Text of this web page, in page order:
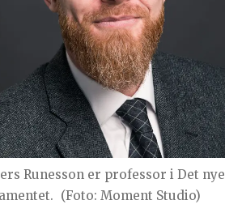
Runesson er professor i Det nye
(Foto: Moment Studio)